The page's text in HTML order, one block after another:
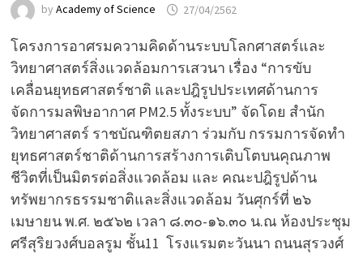
by Academy of Science 27/04/2562
โครงการอาศรมความคิดด้านระบบโลกศาสตร์และ
วิทยาศาสตร์สิ่งแวดล้อมการเสวนา เรื่อง “การขับ
เคลื่อนยุทธศาสตร์ชาติ และปฎิรูปประเทศด้านการ
จัดการมลพิษอากาศ PM2.5 ทั้งระบบ” จัดโดย สำนัก
วิทยาศาสตร์ ราชบัณฑิตยสภา ร่วมกับ กรรมการจัดทำ
ยุทธศาสตร์ชาติด้านการสร้างการเติบโตบนคุณภาพ
ชีวิตที่เป็นมิตรต่อสิ่งแวดล้อม และ คณะปฎิรูปด้าน
ทรัพยากรธรรมชาติและสิ่งแวดล้อม วันศุกร์ที่ ๒๖
เมษายน พ.ศ. ๒๕๖๒ เวลา ๘.๓๐-๑๖.๓๐ น.ณ ห้องประชุม
ศรีสุริยวงศ์บอลรูม ชั้น11 โรงแรมตะวันนา ถนนสุรวงศ์